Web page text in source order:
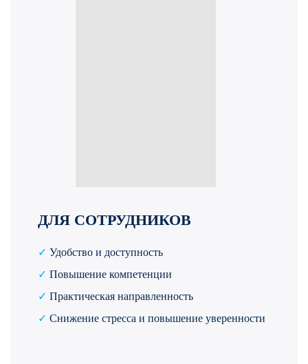
ДЛЯ СОТРУДНИКОВ
✓ Удобство и доступность
✓ Повышение компетенции
✓ Практическая направленность
✓ Снижение стресса и повышение уверенности